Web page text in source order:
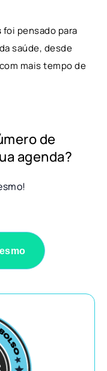
foi pensado para
saúde, desde
mais tempo de
de
agenda?